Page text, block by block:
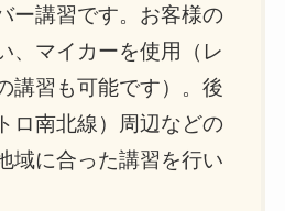
ー講習です。お客様の
、マイカーを使用（レ
講習も可能です）。後
ロ南北線）周辺などの
域に合った講習を行い